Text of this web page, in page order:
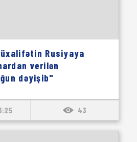
Rusiyaya
verilən
dəyişib"
43